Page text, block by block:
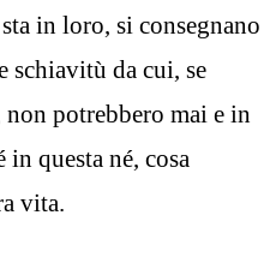
in loro, si consegnano
schiavitù da cui, se
non potrebbero mai e in
questa né, cosa
vita.